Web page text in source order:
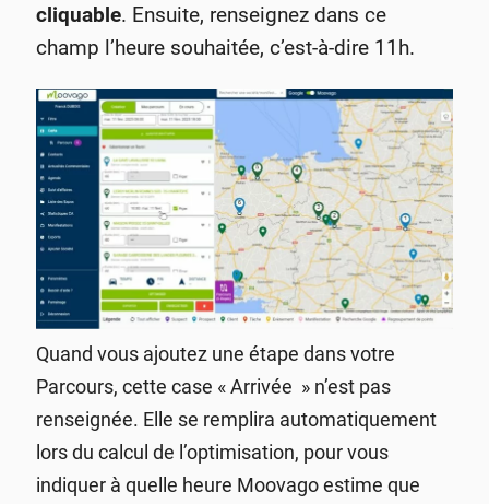
cliquable. Ensuite, renseignez dans ce
champ l’heure souhaitée, c’est-à-dire 11h.
Quand vous ajoutez une étape dans votre
Parcours, cette case « Arrivée » n’est pas
renseignée. Elle se remplira automatiquement
lors du calcul de l’optimisation, pour vous
indiquer à quelle heure Moovago estime que